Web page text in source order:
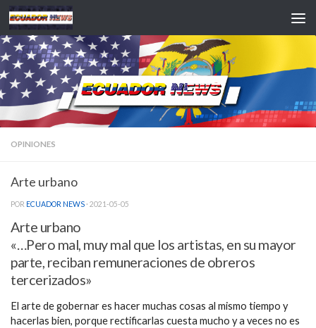
Saltar al contenido
OPINIONES
Arte urbano
POR ECUADOR NEWS · 2021-05-05
Arte urbano
«…Pero mal, muy mal que los artistas, en su mayor
parte, reciban remuneraciones de obreros
tercerizados»
El arte de gobernar es hacer muchas cosas al mismo tiempo y
hacerlas bien, porque rectificarlas cuesta mucho y a veces no es